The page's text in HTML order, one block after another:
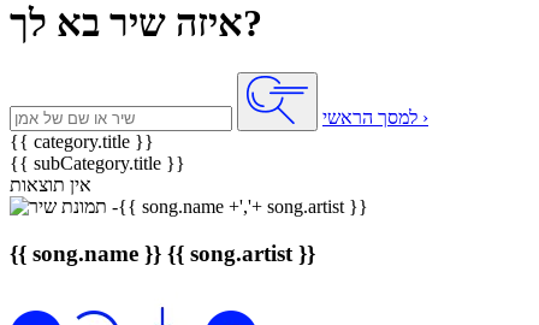
איזה שיר בא לך?
למסך הראשי ›
{{ category.title }}
{{ subCategory.title }}
אין תוצאות
{{ song.name }} {{ song.artist }}